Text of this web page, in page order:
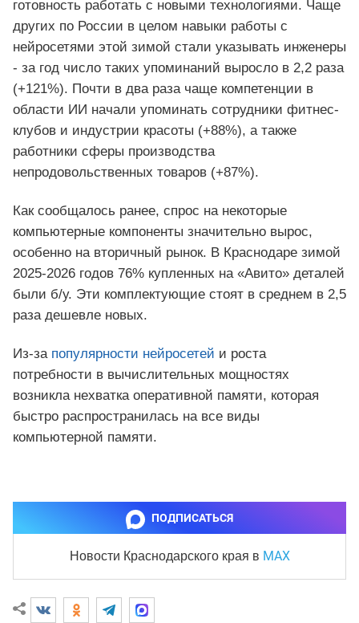
готовность работать с новыми технологиями. Чаще
других по России в целом навыки работы с
нейросетями этой зимой стали указывать инженеры
- за год число таких упоминаний выросло в 2,2 раза
(+121%). Почти в два раза чаще компетенции в
области ИИ начали упоминать сотрудники фитнес-
клубов и индустрии красоты (+88%), а также
работники сферы производства
непродовольственных товаров (+87%).
Как сообщалось ранее, спрос на некоторые
компьютерные компоненты значительно вырос,
особенно на вторичный рынок. В Краснодаре зимой
2025-2026 годов 76% купленных на «Авито» деталей
были б/у. Эти комплектующие стоят в среднем в 2,5
раза дешевле новых.
Из-за популярности нейросетей и роста
потребности в вычислительных мощностях
возникла нехватка оперативной памяти, которая
быстро распространилась на все виды
компьютерной памяти.
ПОДПИСАТЬСЯ
Новости Краснодарского края в MAX